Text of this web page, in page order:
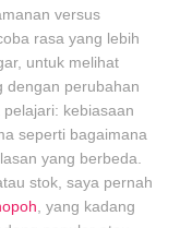
versus
rasa yang lebih
untuk melihat
dengan perubahan
kebiasaan
seperti bagaimana
yang berbeda.
stok, saya pernah
, yang kadang